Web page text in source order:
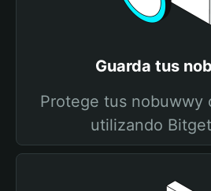
Guarda tus
Protege tus nobuwwy
utilizando